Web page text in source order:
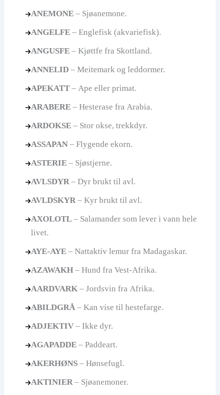
ANEMONE – Sjøanemone.
ANGELFE – Englefisk (akvariefisk).
ANGUSFE – Kjøttfe fra Skottland.
ANNELID – Meitemark og leddormer.
APEKATT – Ape eller primat.
ARABERE – Hesterase fra Arabia.
ARDOKSE – Stor okse, trekkdyr.
ASSAPAN – Flygende ekorn.
ASTERIE – Sjøstjerne.
AVLSDYR – Dyr brukt til avl.
AVLDSKYR – Kyr brukt til avl.
AXOLOTL – Salamander som lever i vann hele
livet.
AYE-AYE – Nattaktiv lemur fra Madagaskar.
AZAWAKH – Hund fra Vest-Afrika.
AARDVARK – Jordsvin fra Afrika.
ABILDGRÅ – Kan vise til hestefarge.
ADJEKTIV – Ikke dyr.
AGAPADDE – Paddeart.
AKERHØNS – Hønsefugl.
AKTINIER – Sjøanemoner.